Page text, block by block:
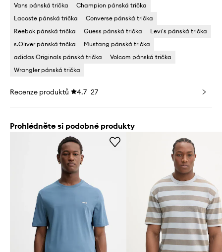
Vans pánská trička
Champion pánská trička
Lacoste pánská trička
Converse pánská trička
Reebok pánská trička
Guess pánská trička
Levi's pánská trička
s.Oliver pánská trička
Mustang pánská trička
adidas Originals pánská trička
Volcom pánská trička
Wrangler pánská trička
Recenze produktů 4.7 27
Prohlédněte si podobné produkty